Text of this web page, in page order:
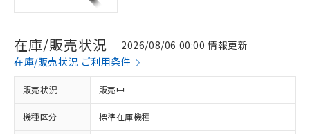
在庫/販売状況
2026/08/06 00:00 情報更新
在庫/販売状況 ご利用条件
販売状況 販売中
機種区分 標準在庫機種